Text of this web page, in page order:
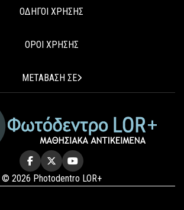
ΟΔΗΓΟΙ ΧΡΗΣΗΣ
ΟΡΟΙ ΧΡΗΣΗΣ
ΜΕΤΑΒΑΣΗ ΣΕ
© 2026 Photodentro LOR+